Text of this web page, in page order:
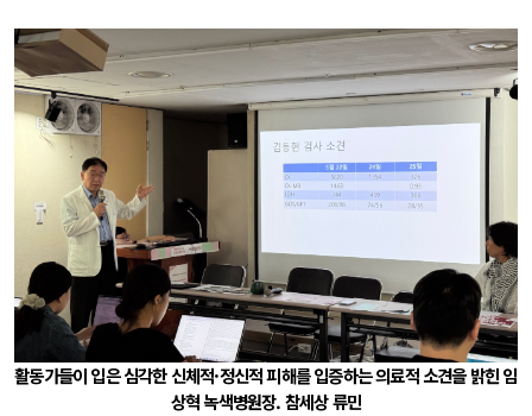
활동가들이 입은 심각한 신체적·정신적 피해를 입증하는 의료적 소견을 밝힌 임
상혁 녹색병원장. 참세상 류민